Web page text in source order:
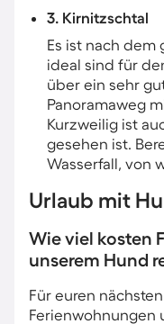
3. Kirnitzschtal
Es ist nach
ideal sind für
über ein sehr
Panoramaweg
Kurzweilig ist
gesehen ist.
Wasserfall, von
Urlaub mit
Wie viel kosten
unserem Hund
Für euren
Ferienwohnungen